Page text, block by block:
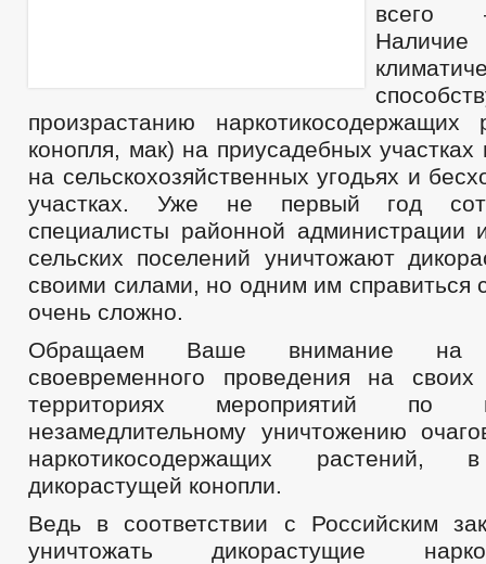
всего
Наличие
произрастанию наркотикосодержащих
конопля, мак) на приусадебных
на сельскохозяйственных угодьях и
участках. Уже не первый год
специалисты районной администрации
сельских поселений уничтожают
своими силами, но одним им справиться
очень сложно.
Обращаем Ваше внимание на
своевременного проведения на
территориях мероприятий по
незамедлительному уничтожению
наркотикосодержащих
дикорастущей конопли.
Ведь в соответствии с Российским
уничтожать дикорастущие